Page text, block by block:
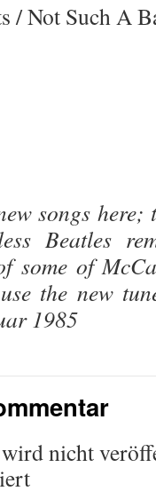
/ Not Such A
songs
Beatles
some of
the new
1985
nicht